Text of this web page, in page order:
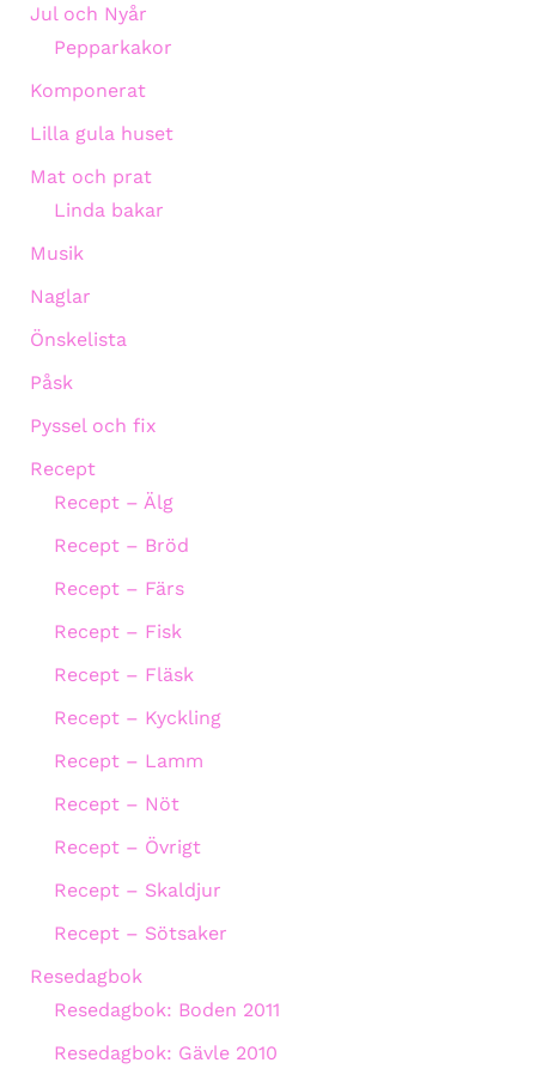
Jul och Nyår
Pepparkakor
Komponerat
Lilla gula huset
Mat och prat
Linda bakar
Musik
Naglar
Önskelista
Påsk
Pyssel och fix
Recept
Recept – Älg
Recept – Bröd
Recept – Färs
Recept – Fisk
Recept – Fläsk
Recept – Kyckling
Recept – Lamm
Recept – Nöt
Recept – Övrigt
Recept – Skaldjur
Recept – Sötsaker
Resedagbok
Resedagbok: Boden 2011
Resedagbok: Gävle 2010